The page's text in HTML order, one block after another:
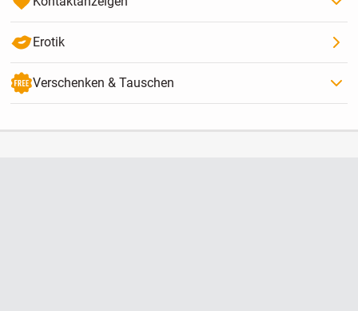
Erotik
Verschenken & Tauschen